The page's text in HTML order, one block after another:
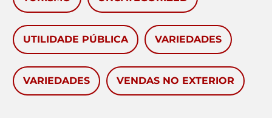
UTILIDADE PÚBLICA VARIEDADES
VARIEDADES VENDAS NO EXTERIOR